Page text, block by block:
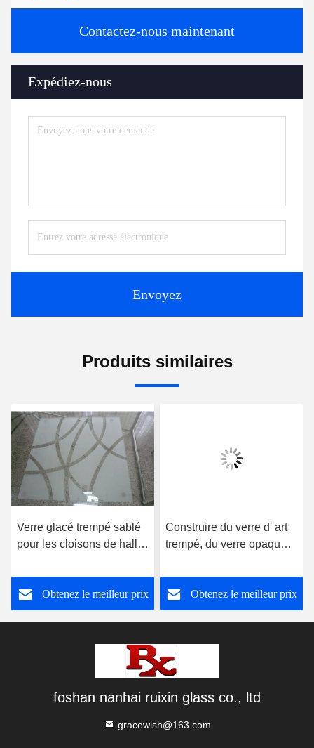
Contactez-nous maintenant
Expédiez-nous
Envoyez
Produits similaires
Verre glacé trempé sablé
pour les cloisons de hall
Obtenez le meilleur prix
Construire du verre d' art
trempé, du verre opaque
Obtenez le meilleur prix
foshan nanhai ruixin glass co., ltd
gracewish@163.com